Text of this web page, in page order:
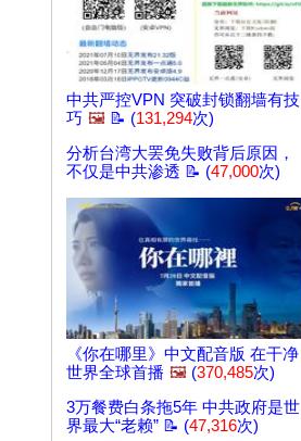
中共严控VPN 突破封锁翻墙有技
巧 🖼️ 📝 (131,294次)
分析台湾大罢免失败背后原因，
不仅是中共渗透 📝 (47,000次)
《你在哪里》中文配音版 在干净
世界全球首播 🖼️ (370,485次)
3万餐费白条拖5年 中共政府是世
界最大“老赖” 📝 (47,316次)